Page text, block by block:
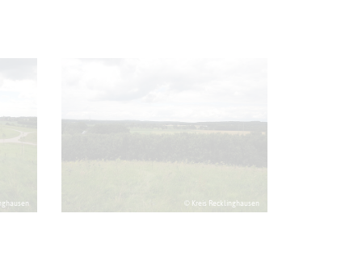
© Kreis Recklinghausen